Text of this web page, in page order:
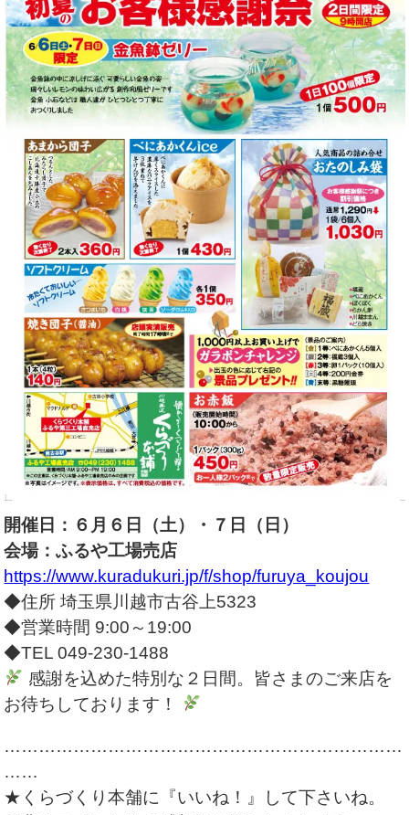
開催日：６月６日（土）・７日（日）
会場：ふるや工場売店
https://www.kuradukuri.jp/f/shop/furuya_koujou
◆住所 埼玉県川越市古谷上5323
◆営業時間 9:00～19:00
◆TEL 049-230-1488
感謝を込めた特別な２日間。皆さまのご来店を
お待ちしております！
……………………………………………………………
……
★くらづくり本舗に『いいね！』して下さいね。